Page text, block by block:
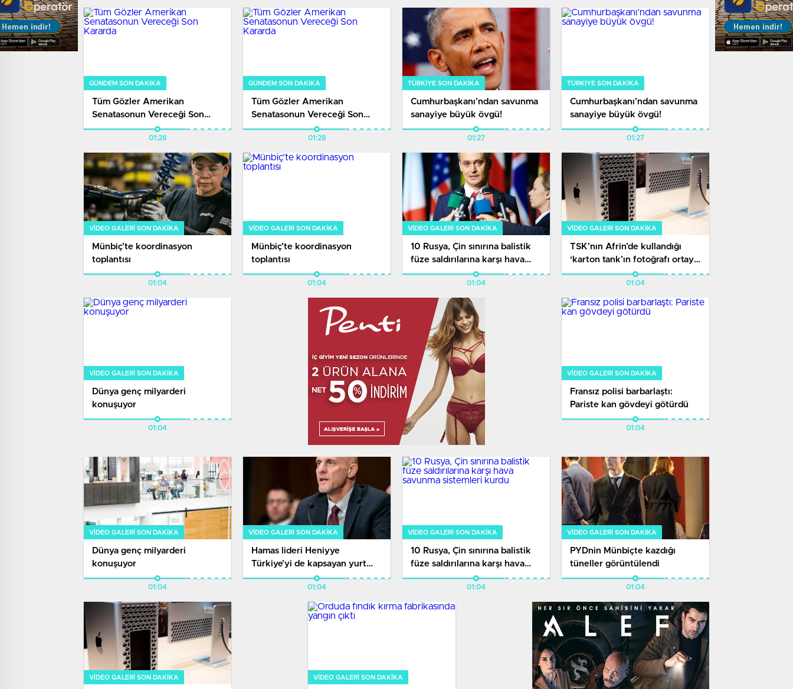
GÜNDEM SON DAKİKA
Tüm Gözler Amerikan
Senatasonun Vereceği Son
Kararda
01:28
GÜNDEM SON DAKİKA
Tüm Gözler Amerikan
Senatasonun Vereceği Son
Kararda
01:28
TÜRKIYE SON DAKİKA
Cumhurbaşkanı’ndan savunma
sanayiye büyük övgü!
01:27
TÜRKIYE SON DAKİKA
Cumhurbaşkanı’ndan savunma
sanayiye büyük övgü!
01:27
VIDEO GALERI SON DAKİKA
Münbiç’te koordinasyon
toplantısı
01:04
VIDEO GALERI SON DAKİKA
Münbiç’te koordinasyon
toplantısı
01:04
VIDEO GALERI SON DAKİKA
10 Rusya, Çin sınırına balistik
füze saldırılarına karşı hava
savunma sistemleri kurdu
01:04
VIDEO GALERI SON DAKİKA
TSK’nın Afrin’de kullandığı
‘karton tank’ın fotoğrafı ortaya
çıktı
01:04
VIDEO GALERI SON DAKİKA
Dünya genç milyarderi
konuşuyor
01:04
VIDEO GALERI SON DAKİKA
Fransız polisi barbarlaştı:
Pariste kan gövdeyi götürdü
01:04
VIDEO GALERI SON DAKİKA
Dünya genç milyarderi
konuşuyor
01:04
VIDEO GALERI SON DAKİKA
Hamas lideri Heniyye
Türkiye’yi de kapsayan yurt
dışı turuna çıkıyor
01:04
VIDEO GALERI SON DAKİKA
10 Rusya, Çin sınırına balistik
füze saldırılarına karşı hava
savunma sistemleri kurdu
01:04
VIDEO GALERI SON DAKİKA
PYDnin Münbiçte kazdığı
tüneller görüntülendi​
01:04
VIDEO GALERI SON DAKİKA VIDEO GALERI SON DAKİKA